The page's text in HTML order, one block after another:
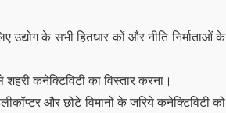
उद्योग के सभी हितधार कों और नीति निर्माताओं के
कनेक्टिविटी का विस्तार करना।
और छोटे विमानों के जरिये कनेक्टिविटी को